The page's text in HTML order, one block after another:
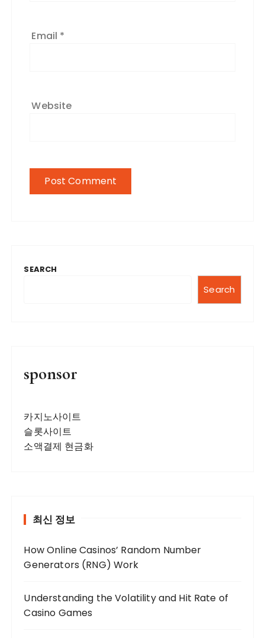
Email *
Website
SEARCH
Search
sponsor
카지노사이트
슬롯사이트
소액결제 현금화
최신 정보
How Online Casinos’ Random Number
Generators (RNG) Work
Understanding the Volatility and Hit Rate of
Casino Games